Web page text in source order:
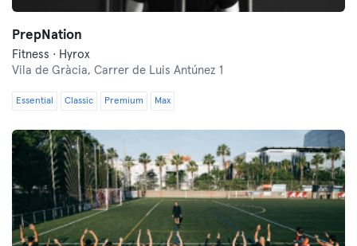
PrepNation
Fitness · Hyrox
Vila de Gràcia, Carrer de Luis Antúnez 1
Essential Classic Premium Max